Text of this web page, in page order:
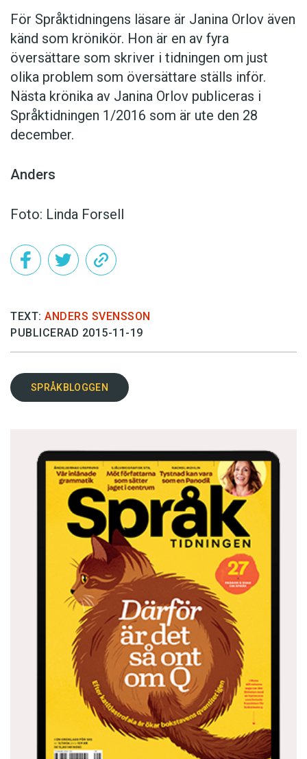
För Språktidningens läsare är Janina Orlov även
känd som krönikör. Hon är en av fyra
översättare som skriver i tidningen om just
olika problem som översättare ställs inför.
Nästa krönika av Janina Orlov publiceras i
Språktidningen 1/2016 som är ute den 28
december.
Anders
Foto: Linda Forsell
TEXT: ANDERS SVENSSON
PUBLICERAD 2015-11-19
SPRÅKBLOGGEN